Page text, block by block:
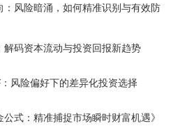
：风险暗涌，如何精准识别与有效防
解码资本流动与投资回报新趋势
风险偏好下的差异化投资选择
公式：精准捕捉市场瞬时财富机遇》